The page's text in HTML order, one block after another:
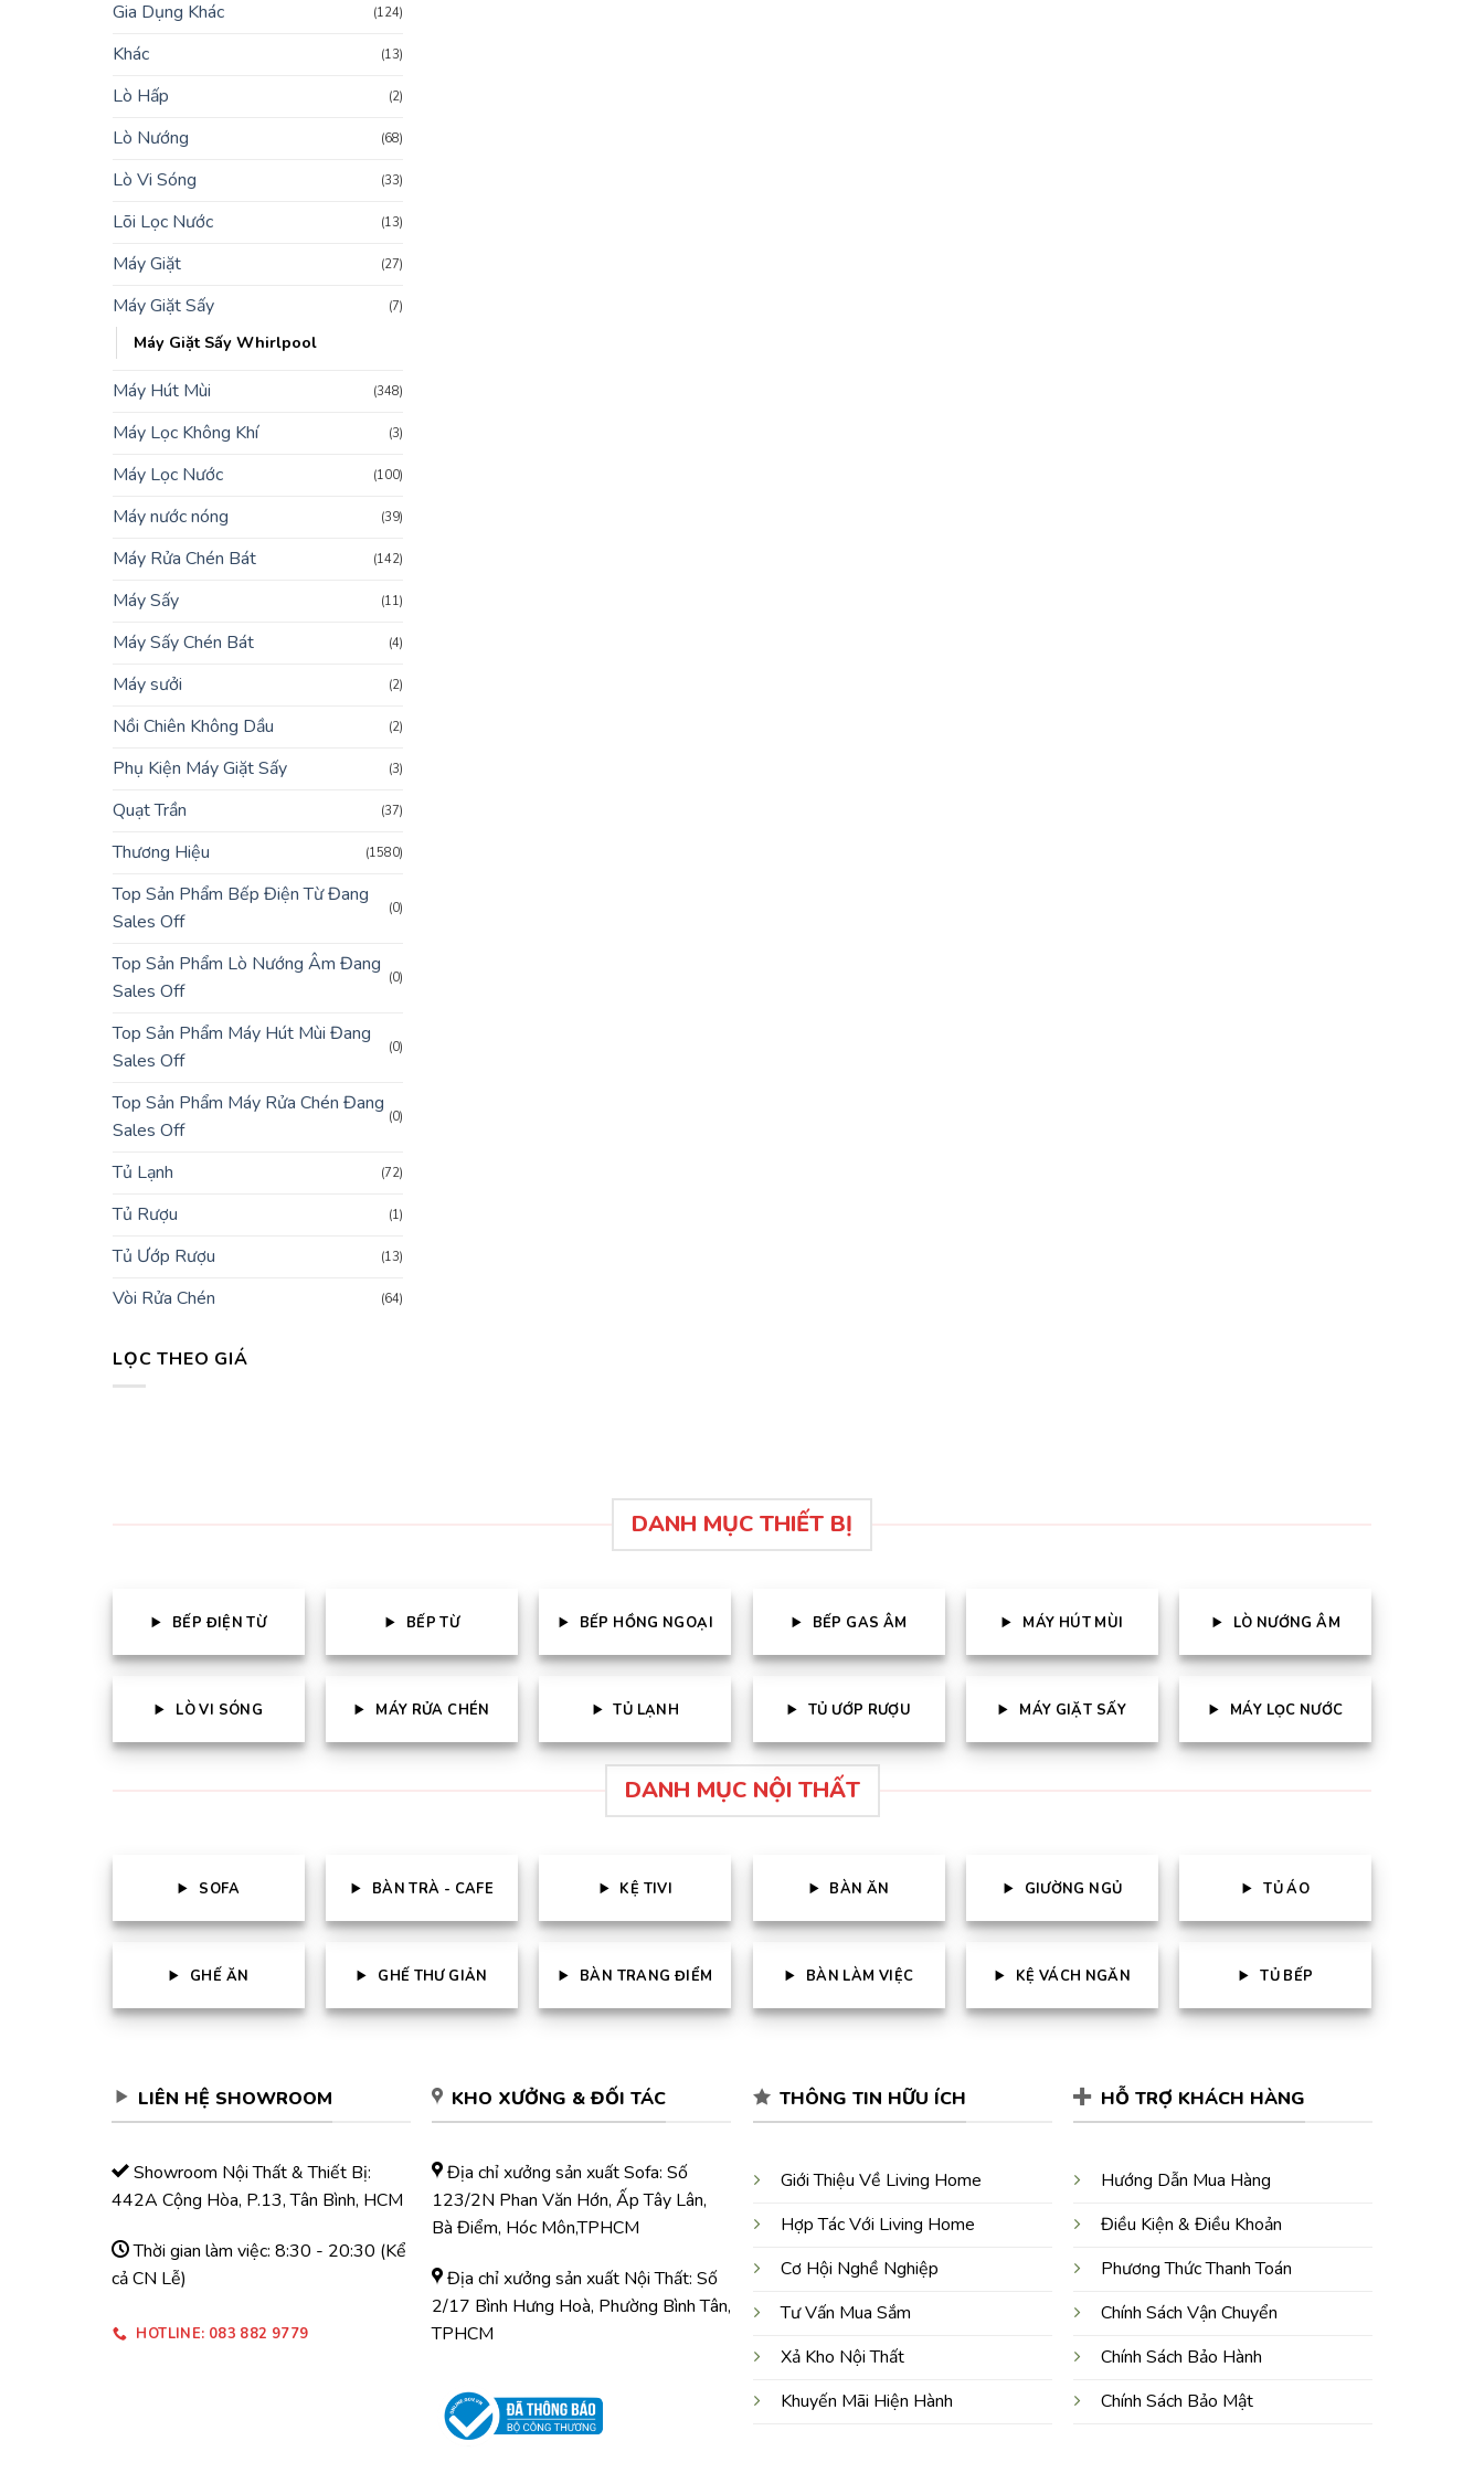
Gia Dụng Khác (124)
Khác (13)
Lò Hấp (2)
Lò Nướng (68)
Lò Vi Sóng (33)
Lõi Lọc Nước (13)
Máy Giặt (27)
Máy Giặt Sấy (7)
Máy Giặt Sấy Whirlpool
Máy Hút Mùi (348)
Máy Lọc Không Khí (3)
Máy Lọc Nước (100)
Máy nước nóng (39)
Máy Rửa Chén Bát (142)
Máy Sấy (11)
Máy Sấy Chén Bát (4)
Máy sưởi (2)
Nồi Chiên Không Dầu (2)
Phụ Kiện Máy Giặt Sấy (3)
Quạt Trần (37)
Thương Hiệu (1580)
Top Sản Phẩm Bếp Điện Từ Đang
Sales Off
(0)
Top Sản Phẩm Lò Nướng Âm Đang
Sales Off
(0)
Top Sản Phẩm Máy Hút Mùi Đang
Sales Off
(0)
Top Sản Phẩm Máy Rửa Chén Đang
Sales Off
(0)
Tủ Lạnh (72)
Tủ Rượu (1)
Tủ Ướp Rượu (13)
Vòi Rửa Chén (64)
LỌC THEO GIÁ
DANH MỤC THIẾT BỊ
BẾP ĐIỆN TỪ BẾP TỪ BẾP HỒNG NGOẠI BẾP GAS ÂM MÁY HÚT MÙI LÒ NƯỚNG ÂM
LÒ VI SÓNG MÁY RỬA CHÉN TỦ LẠNH TỦ ƯỚP RƯỢU MÁY GIẶT SẤY MÁY LỌC NƯỚC
DANH MỤC NỘI THẤT
SOFA BÀN TRÀ - CAFE KỆ TIVI BÀN ĂN GIƯỜNG NGỦ TỦ ÁO
GHẾ ĂN GHẾ THƯ GIẢN BÀN TRANG ĐIỂM BÀN LÀM VIỆC KỆ VÁCH NGĂN TỦ BẾP
LIÊN HỆ SHOWROOM
Showroom Nội Thất & Thiết Bị:
442A Cộng Hòa, P.13, Tân Bình, HCM
Thời gian làm việc: 8:30 - 20:30 (Kể
cả CN Lễ)
HOTLINE: 083 882 9779
KHO XƯỞNG & ĐỐI TÁC
Địa chỉ xưởng sản xuất Sofa: Số
123/2N Phan Văn Hớn, Ấp Tây Lân,
Bà Điểm, Hóc Môn,TPHCM
Địa chỉ xưởng sản xuất Nội Thất: Số
2/17 Bình Hưng Hoà, Phường Bình Tân,
TPHCM
THÔNG TIN HỮU ÍCH
Giới Thiệu Về Living Home
Hợp Tác Với Living Home
Cơ Hội Nghề Nghiệp
Tư Vấn Mua Sắm
Xả Kho Nội Thất
Khuyến Mãi Hiện Hành
HỖ TRỢ KHÁCH HÀNG
Hướng Dẫn Mua Hàng
Điều Kiện & Điều Khoản
Phương Thức Thanh Toán
Chính Sách Vận Chuyển
Chính Sách Bảo Hành
Chính Sách Bảo Mật